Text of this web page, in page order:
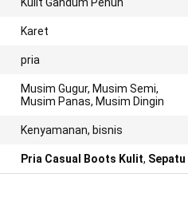
Karet
pria
Musim Gugur, Musim Semi,
Musim Panas, Musim Dingin
Kenyamanan, bisnis
Pria Casual Boots Kulit,